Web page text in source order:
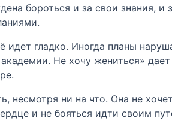
бороться и за свои знания, и
идет гладко. Иногда планы
Не хочу жениться»
несмотря ни на что. Она не
и не бояться идти своим